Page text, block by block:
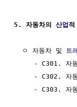
5. 자동차의 산업
  ㅇ 자동차 및
트
- C301. 자
- C302. 자
- C303. 자